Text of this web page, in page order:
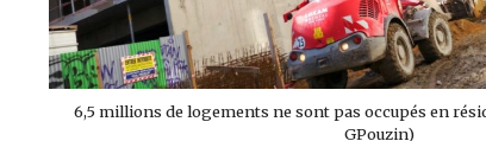
6,5 millions de logements ne sont pas occupés en
GPouzin)